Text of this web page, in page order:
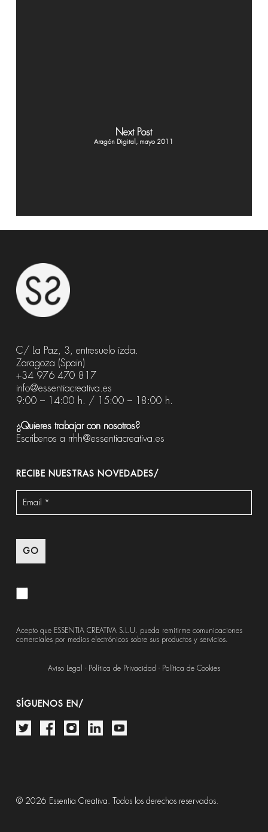
Next Post
Aragón Digital, mayo 2011
C/ La Paz, 3, entresuelo izda.
Zaragoza (Spain)
+34 976 470 817
info@essentiacreativa.es
9:00 – 14:00 h. / 15:00 – 18:00 h.
¿Quieres trabajar con nosotros?
Escríbenos a rrhh@essentiacreativa.es
RECIBE NUESTRAS NOVEDADES/
Acepto que ESSENTIA CREATIVA S.L.U. pueda remitirme comunicaciones
comerciales por medios electrónicos sobre sus productos y servicios.
Aviso Legal - Política de Privacidad - Política de Cookies
SÍGUENOS EN/
© 2026 Essentia Creativa. Todos los derechos reservados.